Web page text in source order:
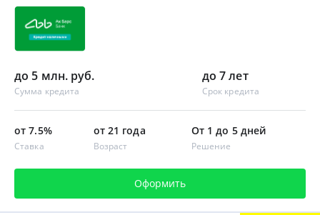
до 5 млн. руб.
Сумма кредита
до 7 лет
Срок кредита
от 7.5%
Ставка
от 21 года
Возраст
От 1 до 5 дней
Решение
Оформить